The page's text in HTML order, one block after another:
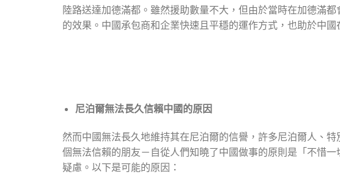
陸路送達加德滿都。雖然援助數量不大，但由於當時在加德滿
的效果。中國承包商和企業快速且平穩的運作方式，也助於中國
尼泊爾無法長久信賴中國的原因
然而中國無法長久地維持其在尼泊爾的信譽，許多尼泊爾人、
個無法信賴的朋友－自從人們知曉了中國做事的原則是「不惜
疑慮。以下是可能的原因：